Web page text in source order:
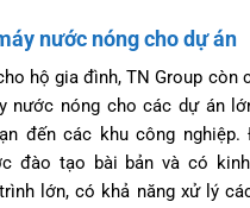
nước nóng cho dự án
hộ gia đình, TN Group còn
nước nóng cho các dự án
đến các khu công
đào tạo bài bản và có
lớn, có khả năng xử lý